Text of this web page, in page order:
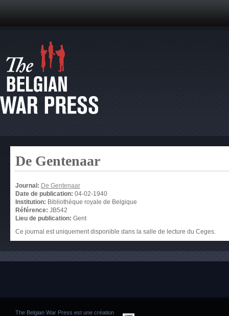
De Gentenaar
Journal: De Gentenaar
Date de publication: 04-02-1940
Institution: Bibliothèque royale de Belgique
Référence: JB542
Lieu de publication: Gent
Ce journal est uniquement disponible dans la salle de lecture du Ceges.
The Belgian War Press est une création